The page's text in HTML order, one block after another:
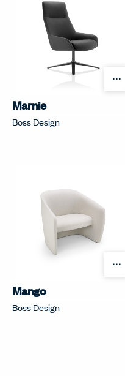
Marnie
Boss Design
Mango
Boss Design